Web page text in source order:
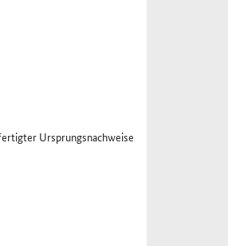
Ursprungsnachweise